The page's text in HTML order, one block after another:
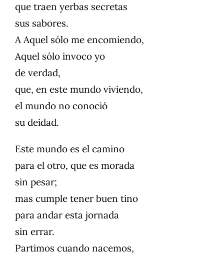
que traen yerbas secretas
sus sabores.
A Aquel sólo me encomiendo,
Aquel sólo invoco yo
de verdad,
que, en este mundo viviendo,
el mundo no conoció
su deidad.
Este mundo es el camino
para el otro, que es morada
sin pesar;
mas cumple tener buen tino
para andar esta jornada
sin errar.
Partimos cuando nacemos,